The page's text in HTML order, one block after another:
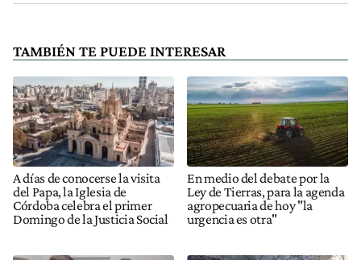
TAMBIÉN TE PUEDE INTERESAR
A días de conocerse la visita
del Papa, la Iglesia de
Córdoba celebra el primer
Domingo de la Justicia Social
En medio del debate por la
Ley de Tierras, para la agenda
agropecuaria de hoy "la
urgencia es otra"